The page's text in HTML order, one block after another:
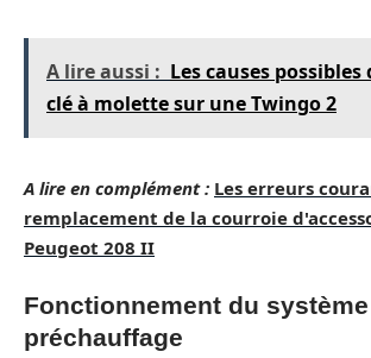
A lire aussi : Les causes
clé à molette sur une Twingo 2
A lire en complément : Les erreurs
remplacement de la courroie
Peugeot 208 II
Fonctionnement du
préchauffage